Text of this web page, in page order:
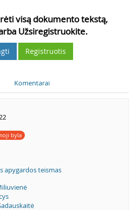
visą dokumento tekstą,
Užsiregistruokite.
Registruotis
Komentarai
byla
apygardos teismas